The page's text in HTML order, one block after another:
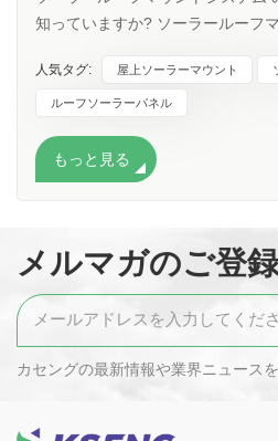
知っていますか? ソーラールーフ
の主な市場は東南アジア、米国、
パなどです。 東南アジア： 彼ら
ブラケットを次のように使用しま
独自の屋根の要件、 フラット ルー
ステムに従っています。 オースト
ット システムを使用しています。
リアと同様に、ヨーロッパではよ
フックが使用されていますが、ソ
の需要も非常に高くなっています
人気タグ: 屋上ソーラーマウント
ルーフソーラーパネル
もっと見る
メルマガのご登録
カセングの最新情報や業界ニュース